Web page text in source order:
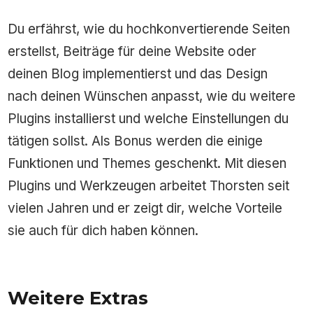
Du erfährst, wie du hochkonvertierende Seiten
erstellst, Beiträge für deine Website oder
deinen Blog implementierst und das Design
nach deinen Wünschen anpasst, wie du weitere
Plugins installierst und welche Einstellungen du
tätigen sollst. Als Bonus werden die einige
Funktionen und Themes geschenkt. Mit diesen
Plugins und Werkzeugen arbeitet Thorsten seit
vielen Jahren und er zeigt dir, welche Vorteile
sie auch für dich haben können.
Weitere Extras